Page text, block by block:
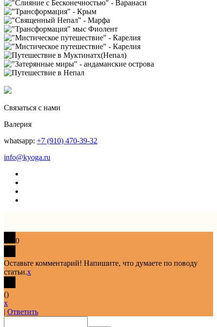
Связаться с нами
Валерия
whatsapp: +7 (910) 470-39-32
info@kyoga.ru
0
Оставьте комментарий! Напишите, что думаете по поводу
статьи.x
()
x
| Ответить